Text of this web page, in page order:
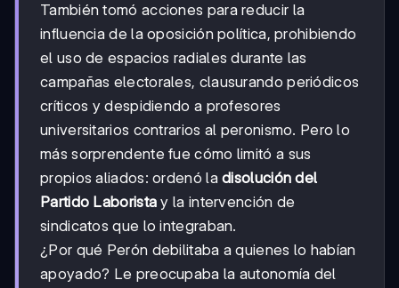
También tomó acciones para reducir la
influencia de la oposición política, prohibiendo
el uso de espacios radiales durante las
campañas electorales, clausurando periódicos
críticos y despidiendo a profesores
universitarios contrarios al peronismo. Pero lo
más sorprendente fue cómo limitó a sus
propios aliados: ordenó ladisolución del
Partido Laborista y la intervención de
sindicatos que lo integraban.
¿Por qué Perón debilitaba a quienes lo habían
apoyado? Le preocupaba la autonomía del